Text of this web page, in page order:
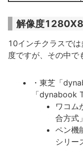
解像度
10インチクラスで
度ですが、その中で
・東芝「
「dynabook
ワコム
合方式
ペン機
シリー